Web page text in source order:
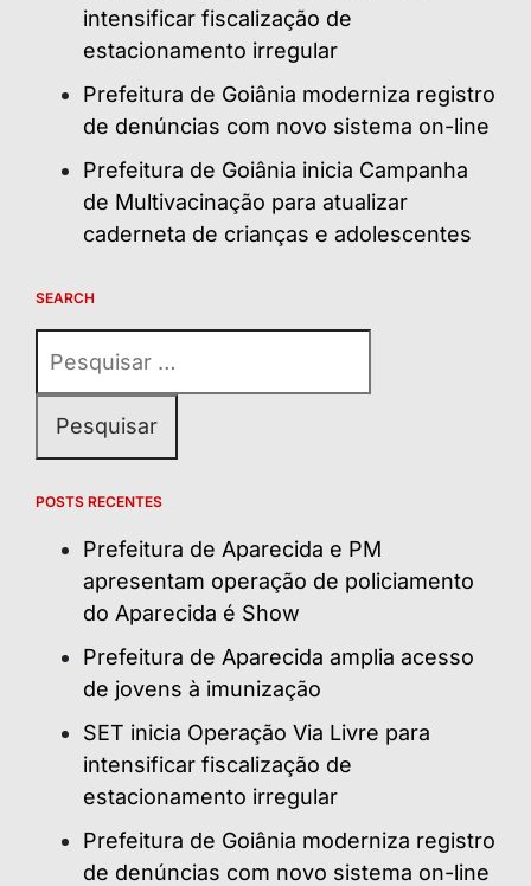
intensificar fiscalização de
estacionamento irregular
Prefeitura de Goiânia moderniza registro
de denúncias com novo sistema on-line
Prefeitura de Goiânia inicia Campanha
de Multivacinação para atualizar
caderneta de crianças e adolescentes
SEARCH
por:
POSTS RECENTES
Prefeitura de Aparecida e PM
apresentam operação de policiamento
do Aparecida é Show
Prefeitura de Aparecida amplia acesso
de jovens à imunização
SET inicia Operação Via Livre para
intensificar fiscalização de
estacionamento irregular
Prefeitura de Goiânia moderniza registro
de denúncias com novo sistema on-line